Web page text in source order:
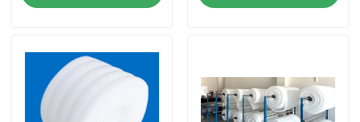
Glaswol bord
Sandwichpaneel van steenwol
Sandwichpaneel van polyurethaan